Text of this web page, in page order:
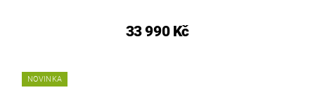
33 990 Kč
NOVINKA